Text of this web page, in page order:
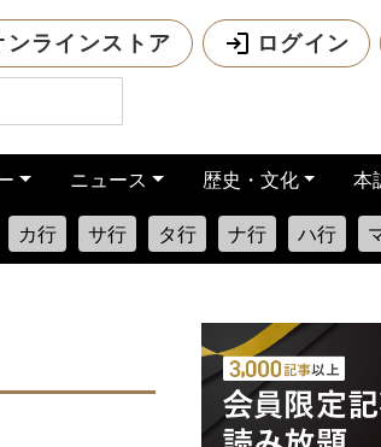
ンラインストア ログイン
ニュース 歴史・文化 本
カ行 サ行 タ行 ナ行 ハ行